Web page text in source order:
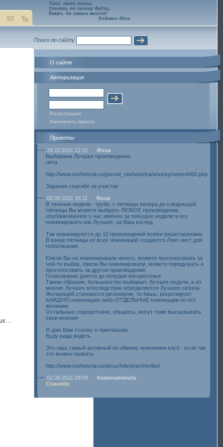
Тихо, тихо ползи,
Улитка, по склону Фудзи,
Вверх, до самых высот!
Кобаяси Исса
Поиск по сайту
О сайте
Авторизация
Регистрация
Напомнить пароль
Приветы
29.10.2011 22:31
Rosa
Выбираем Лучшее произведение
лета
http://www.reshetoria.ru/govorit_reshetoriya/anonsy/news4060.php
Заранее спасибо за участие
02.09.2011 16:11
Rosa
В течение недели - грубо, с пятницы вечера до следующей
пятницы Вы можете выбрать ЛЮБОЕ произведение,
опубликованное у нас именно за текущую неделю и его
номинировать как Лучшее, на Ваш взгляд.
Так номинируются до 10 произведений всеми решеторянами.
В конце пятницы из всех номинаций создается Лонг-лист для
голосования.
Ежели Вы не номинировали ничего, можете проголосовать за
чей-то выбор, ежели Вы номинировали, можете передумать и
проголосовать за другое произведение.
Голосование длится до полудня воскресенья.
Таким образом, большинство выбирает Лучшее недели, а из
многих Лучших впоследствии определяется Лучшее сезона.
Желающий становится резонером, то бишь, рецензирует
КАЖДУЮ номинацию либо ОТДЕЛЬНЫЕ номинации по его
желанию.
Остальные сорешетчане, общаясь, могут тоже высказывать
свои мнения
Я даю Вам ссылку и приглашаю.
Буду рада видеть.
Это наш самый активный по обмену мнениями клуб - если так
это можно назвать
http://www.reshetoria.ru/obsuzhdeniya/shortlist/
02.09.2011 09:08
kvamnaminutu
Спасибо